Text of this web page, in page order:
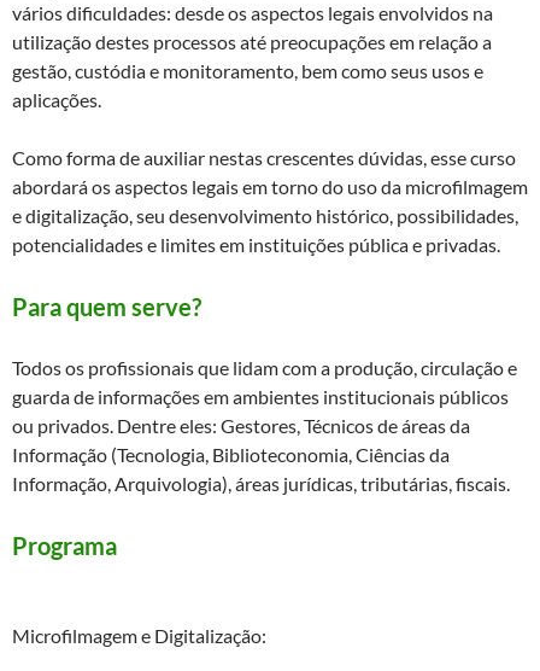
vários dificuldades: desde os aspectos legais envolvidos na
utilização destes processos até preocupações em relação a
gestão, custódia e monitoramento, bem como seus usos e
aplicações.
Como forma de auxiliar nestas crescentes dúvidas, esse curso
abordará os aspectos legais em torno do uso da microfilmagem
e digitalização, seu desenvolvimento histórico, possibilidades,
potencialidades e limites em instituições pública e privadas.
Para quem serve?
Todos os profissionais que lidam com a produção, circulação e
guarda de informações em ambientes institucionais públicos
ou privados. Dentre eles: Gestores, Técnicos de áreas da
Informação (Tecnologia, Biblioteconomia, Ciências da
Informação, Arquivologia), áreas jurídicas, tributárias, fiscais.
Programa
Microfilmagem e Digitalização: